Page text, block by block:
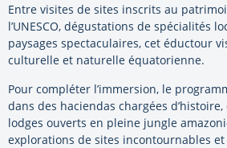
Entre visites de sites inscrits au
l’UNESCO, dégustations de spécialités
paysages spectaculaires, cet éductour
culturelle et naturelle équatorienne.
Pour compléter l’immersion, le
dans des haciendas chargées
lodges ouverts en pleine jungle
explorations de sites incontournables et